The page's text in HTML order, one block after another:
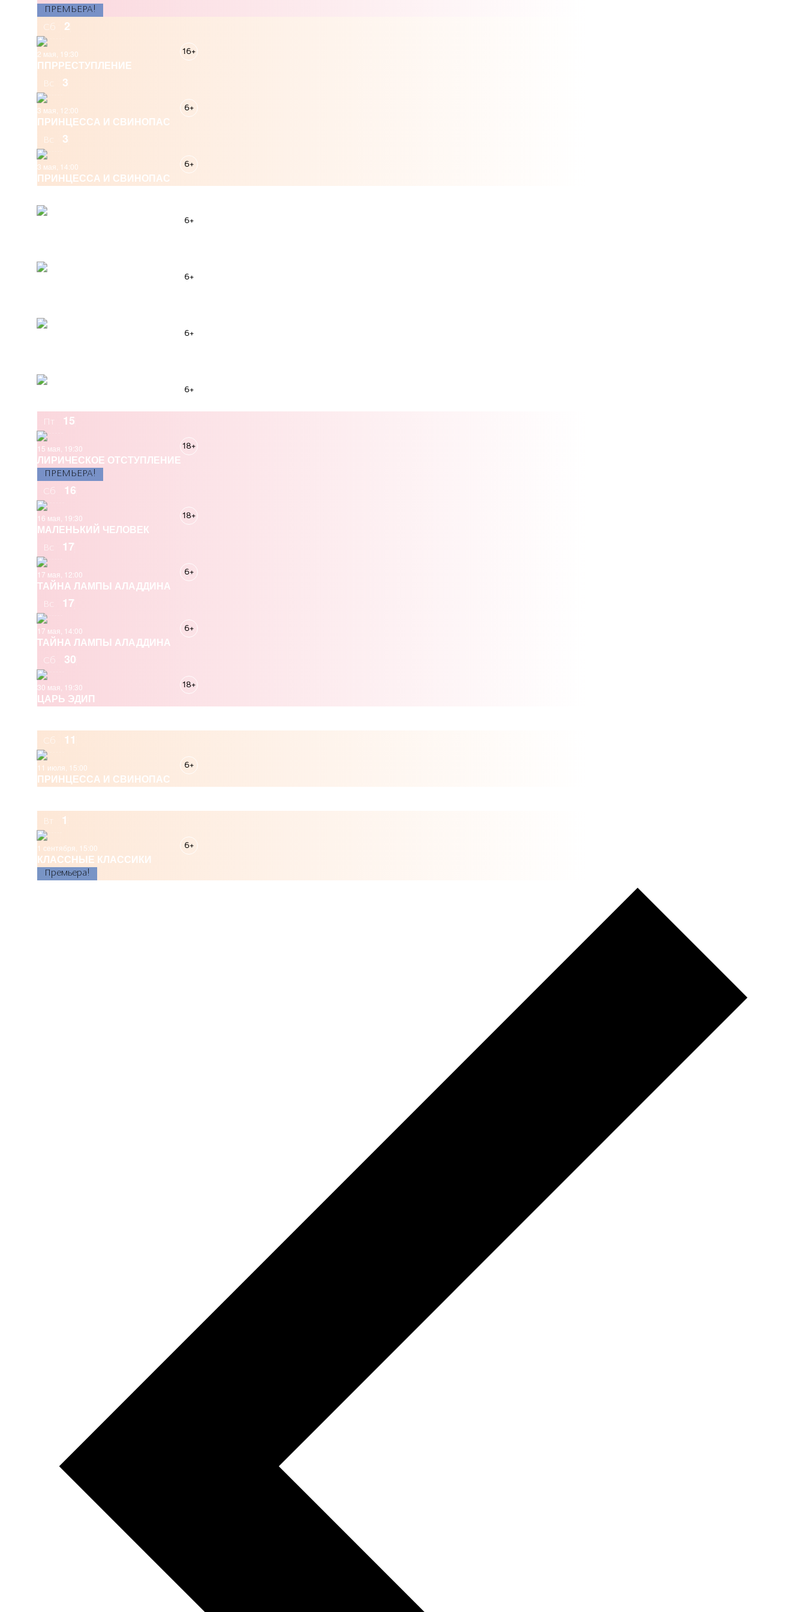
ПРЕМЬЕРА!
Сб 2
2 мая, 19:30
ППРРЕСТУПЛЕНИЕ
16+
Вс 3
3 мая, 12:00
ПРИНЦЕССА И СВИНОПАС
6+
Вс 3
3 мая, 14:00
ПРИНЦЕССА И СВИНОПАС
6+
6+
6+
6+
6+
Пт 15
15 мая, 19:30
ЛИРИЧЕСКОЕ ОТСТУПЛЕНИЕ
18+
ПРЕМЬЕРА!
Сб 16
16 мая, 19:30
МАЛЕНЬКИЙ ЧЕЛОВЕК
18+
Вс 17
17 мая, 12:00
ТАЙНА ЛАМПЫ АЛАДДИНА
6+
Вс 17
17 мая, 14:00
ТАЙНА ЛАМПЫ АЛАДДИНА
6+
Сб 30
30 мая, 19:30
ЦАРЬ ЭДИП
18+
Сб 11
11 июля, 15:00
ПРИНЦЕССА И СВИНОПАС
6+
Вт 1
1 сентября, 15:00
КЛАССНЫЕ КЛАССИКИ
6+
Премьера!